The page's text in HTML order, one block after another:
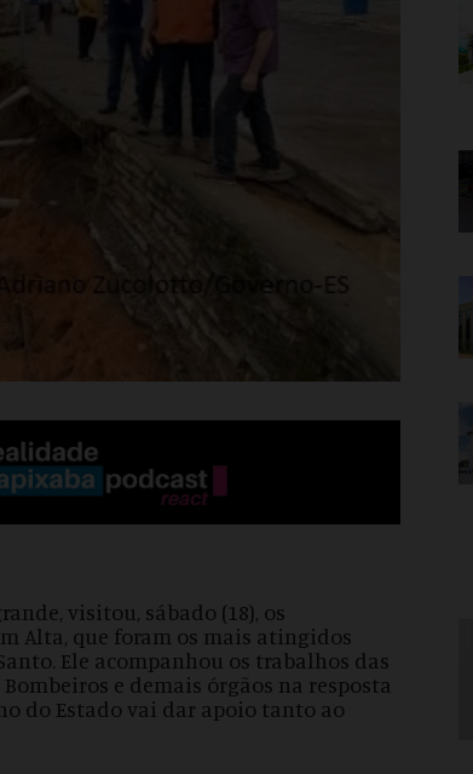
visitou, sábado (18), os
Alta, que foram os mais atingidos
Ele acompanhou os trabalhos das
e demais órgãos na resposta
do Estado vai dar apoio tanto ao